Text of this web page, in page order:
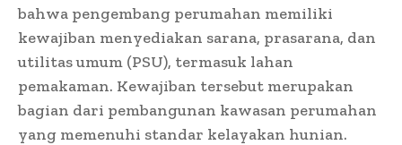
bahwa pengembang perumahan memiliki
kewajiban menyediakan sarana, prasarana, dan
utilitas umum (PSU), termasuk lahan
pemakaman. Kewajiban tersebut merupakan
bagian dari pembangunan kawasan perumahan
yang memenuhi standar kelayakan hunian.